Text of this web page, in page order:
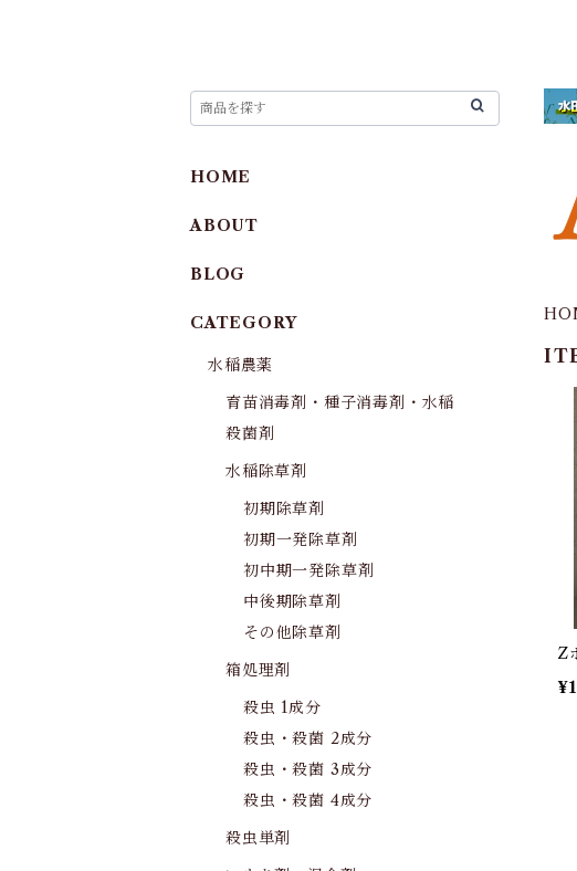
Z
HOME
ABOUT
BLOG
CATEGORY
水稲農薬
育苗消毒剤・種子消毒剤・水稲
殺菌剤
水稲除草剤
初期除草剤
初期一発除草剤
初中期一発除草剤
中後期除草剤
その他除草剤
箱処理剤
殺虫 1成分
殺虫・殺菌 2成分
殺虫・殺菌 3成分
殺虫・殺菌 4成分
殺虫単剤